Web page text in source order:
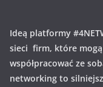
Ideą platformy
sieci firm, które
współpracować ze
networking to